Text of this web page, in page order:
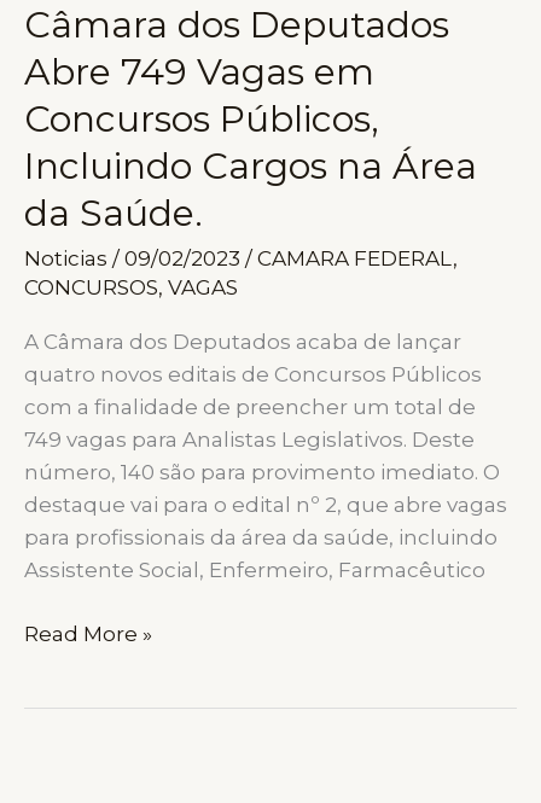
2026:
OPORTUNIDADES
EM
EDITAIS
ATIVOS,
COMISSÕES
FORMADAS
E
PREVISÕES
Câmara dos Deputados
Abre 749 Vagas em
Concursos Públicos,
Incluindo Cargos na Área
da Saúde.
Noticias /09/02/2023 /CAMARA FEDERAL ,
CONCURSOS, VAGAS
A Câmara dos Deputados acaba de lançar
quatro novos editais de Concursos Públicos
com a finalidade de preencher um total de
749 vagas para Analistas Legislativos. Deste
número, 140 são para provimento imediato. O
destaque vai para o edital nº 2, que abre vagas
para profissionais da área da saúde, incluindo
Assistente Social, Enfermeiro, Farmacêutico
Câmara
Read More »